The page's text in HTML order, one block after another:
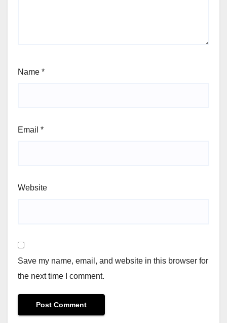
Name *
Email *
Website
Save my name, email, and website in this browser for
the next time I comment.